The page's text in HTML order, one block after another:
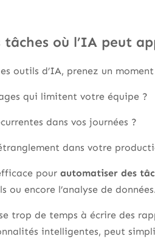
où l’IA peut
outils d’IA, prenez un
qui limitent votre équipe ?
dans vos journées ?
dans votre
pour automatiser des
ou encore l’analyse de
trop de temps à écrire des
intelligentes, peut